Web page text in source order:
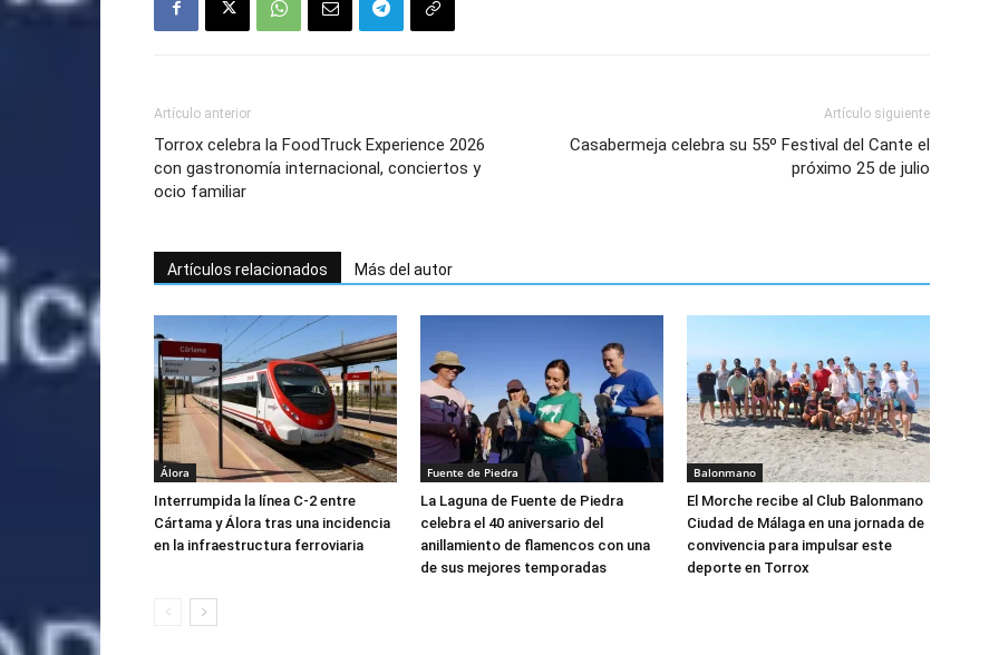
Artículo anterior
Torrox celebra la FoodTruck Experience 2026
con gastronomía internacional, conciertos y
ocio familiar
Artículo siguiente
Casabermeja celebra su 55º Festival del Cante el
próximo 25 de julio
Artículos relacionados Más del autor
Álora
Interrumpida la línea C-2 entre
Cártama y Álora tras una incidencia
en la infraestructura ferroviaria
Fuente de Piedra
La Laguna de Fuente de Piedra
celebra el 40 aniversario del
anillamiento de flamencos con una
de sus mejores temporadas
Balonmano
El Morche recibe al Club Balonmano
Ciudad de Málaga en una jornada de
convivencia para impulsar este
deporte en Torrox